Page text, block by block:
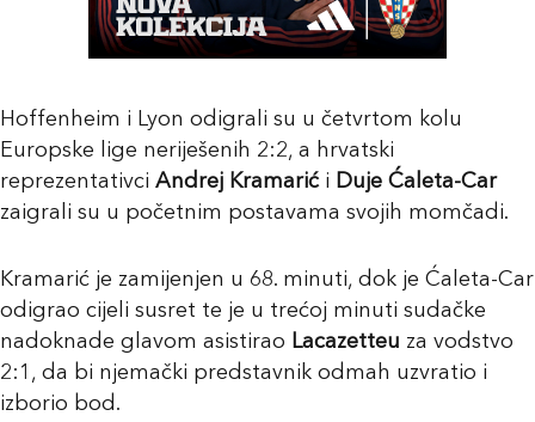
Hoffenheim i Lyon odigrali su u četvrtom kolu
Europske lige neriješenih 2:2, a hrvatski
reprezentativci Andrej Kramarići Duje Ćaleta-Car
zaigrali su u početnim postavama svojih momčadi.
Kramarić je zamijenjen u 68. minuti, dok je Ćaleta-Car
odigrao cijeli susret te je u trećoj minuti sudačke
nadoknade glavom asistirao Lacazetteu za vodstvo
2:1, da bi njemački predstavnik odmah uzvratio i
izborio bod.